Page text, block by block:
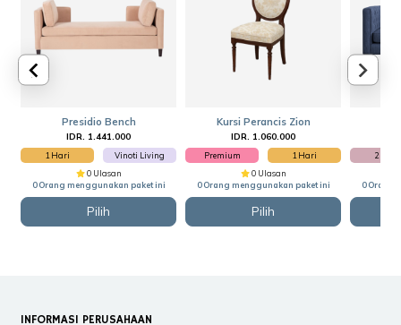
Presidio Bench
IDR. 1.441.000
1 Hari
Vinoti Living
0 Ulasan
0 Orang menggunakan paket ini
Pilih
Kursi Perancis Zion
IDR. 1.060.000
Premium
1 Hari
0 Ulasan
0 Orang menggunakan paket ini
Pilih
2 Hari
0 Orang
INFORMASI PERUSAHAAN